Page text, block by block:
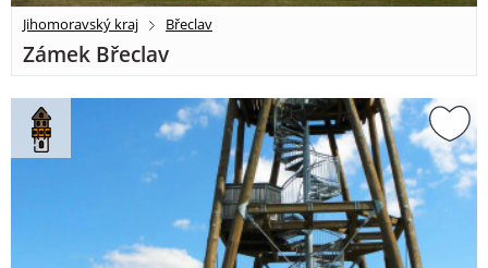
Jihomoravský kraj Břeclav
Zámek Břeclav